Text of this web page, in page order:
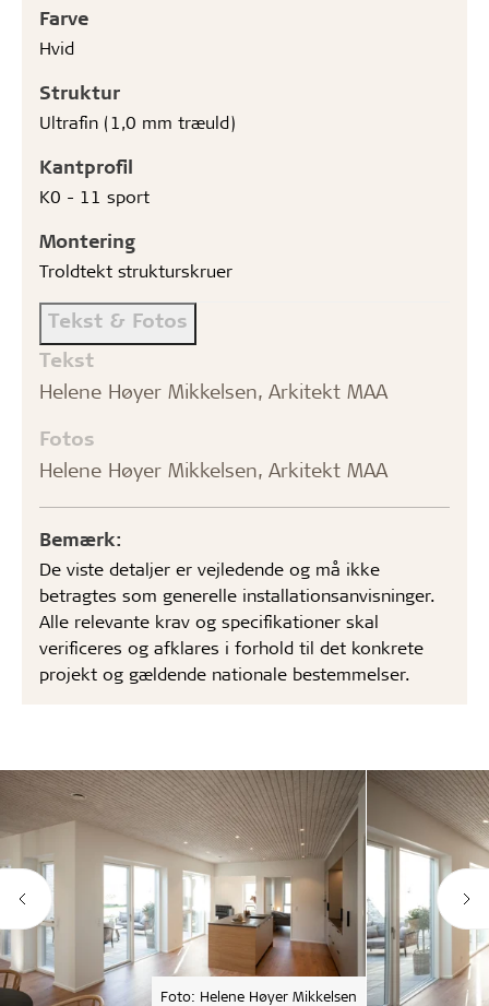
Farve
Hvid
Struktur
Ultrafin (1,0 mm træuld)
Kantprofil
K0 - 11 sport
Montering
Troldtekt strukturskruer
Tekst & Fotos
Tekst
Helene Høyer Mikkelsen, Arkitekt MAA
Fotos
Helene Høyer Mikkelsen, Arkitekt MAA
Bemærk:
De viste detaljer er vejledende og må ikke
betragtes som generelle installationsanvisninger.
Alle relevante krav og specifikationer skal
verificeres og afklares i forhold til det konkrete
projekt og gældende nationale bestemmelser.
Foto: Helene Høyer Mikkelsen